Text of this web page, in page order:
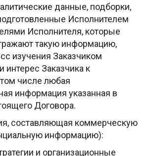
данные, подборки,
Исполнителем
Исполнителя, которые
такую информацию,
изучения Заказчиком
интерес Заказчика к
числе любая
информация указанная в
Договора.
составляющая коммерческую
информацию):
и организационные